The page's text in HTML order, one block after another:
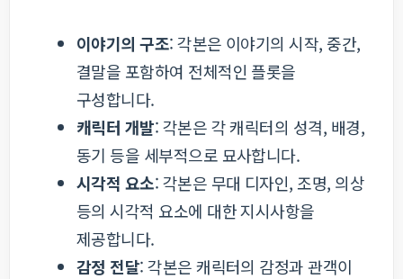
이야기의 구조: 각본은 이야기의 시작, 중간,
결말을 포함하여 전체적인 플롯을
구성합니다.
캐릭터 개발: 각본은 각 캐릭터의 성격, 배경,
동기 등을 세부적으로 묘사합니다.
시각적 요소: 각본은 무대 디자인, 조명, 의상
등의 시각적 요소에 대한 지시사항을
제공합니다.
감정 전달: 각본은 캐릭터의 감정과 관객이